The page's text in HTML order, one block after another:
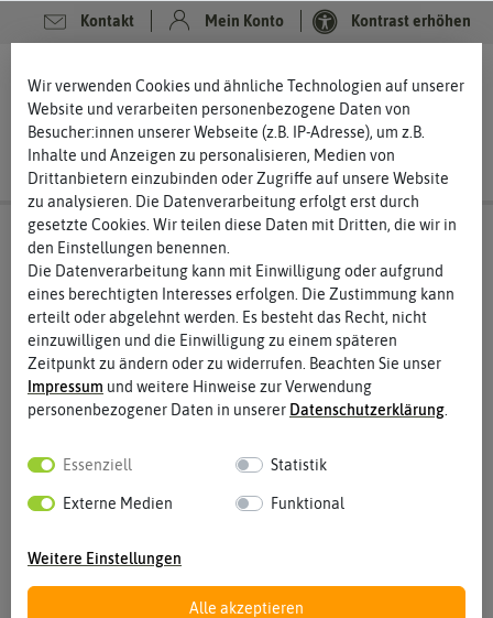
Kontakt Mein Konto Kontrast erhöhen
Wir verwenden Cookies und ähnliche Technologien auf unserer
Website und verarbeiten personenbezogene Daten von
Besucher:innen unserer Webseite (z.B. IP-Adresse), um z.B.
Inhalte und Anzeigen zu personalisieren, Medien von
Drittanbietern einzubinden oder Zugriffe auf unsere Website
zu analysieren. Die Datenverarbeitung erfolgt erst durch
gesetzte Cookies. Wir teilen diese Daten mit Dritten, die wir in
den Einstellungen benennen.
Die Datenverarbeitung kann mit Einwilligung oder aufgrund
eines berechtigten Interesses erfolgen. Die Zustimmung kann
erteilt oder abgelehnt werden. Es besteht das Recht, nicht
einzuwilligen und die Einwilligung zu einem späteren
Zeitpunkt zu ändern oder zu widerrufen. Beachten Sie unser
Impressum und weitere Hinweise zur Verwendung
personenbezogener Daten in unserer Daten­schutz­erklärung
Essenziell Statistik
Externe Medien Funktional
Weitere Einstellungen
Alle akzeptieren